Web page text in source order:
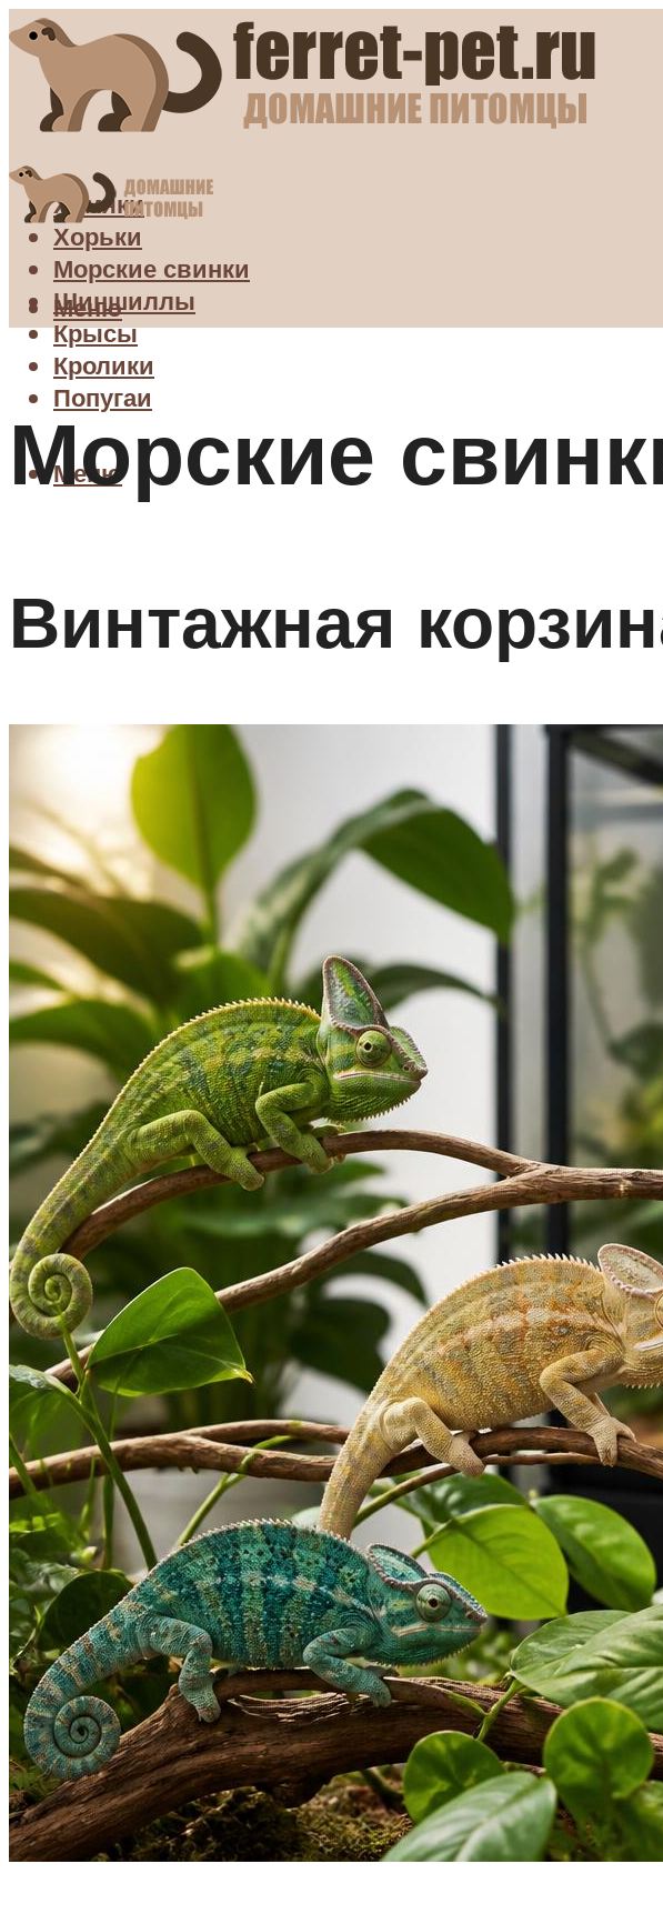
Хомяки
Хорьки
Морские свинки
Шиншиллы
Крысы
Кролики
Попугаи
Меню
Меню
Морские
Винтажная